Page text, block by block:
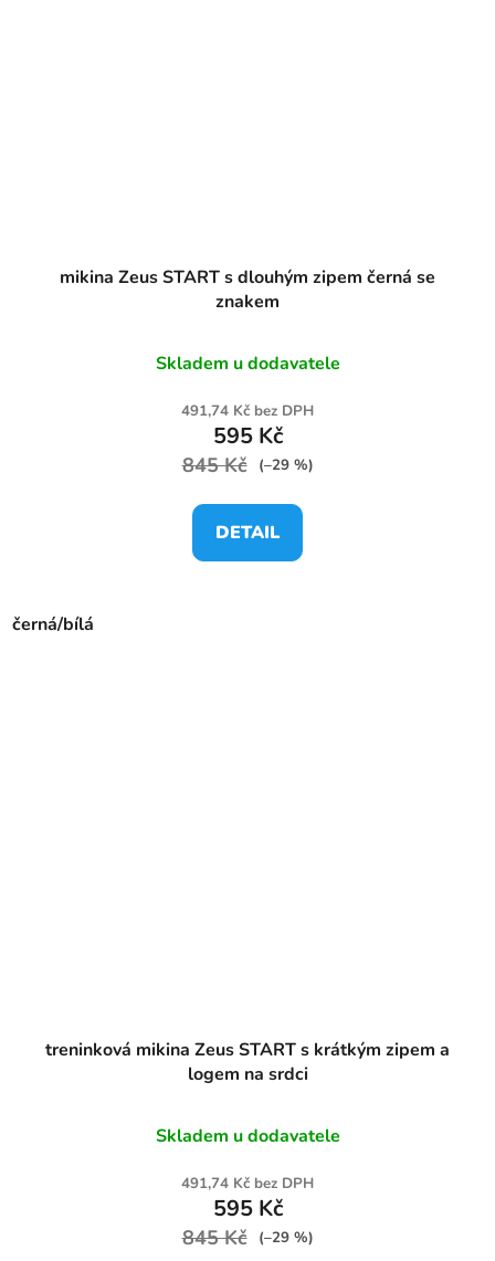
mikina Zeus START s dlouhým zipem černá se
znakem
Skladem u dodavatele
491,74 Kč bez DPH
595 Kč
845 Kč (–29 %)
DETAIL
černá/bílá
treninková mikina Zeus START s krátkým zipem a
logem na srdci
Skladem u dodavatele
491,74 Kč bez DPH
595 Kč
845 Kč (–29 %)